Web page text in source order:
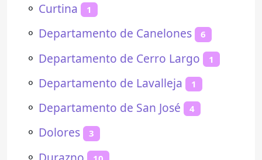
⚬ Curtina 1
⚬ Departamento de Canelones 6
⚬ Departamento de Cerro Largo 1
⚬ Departamento de Lavalleja 1
⚬ Departamento de San José 4
⚬ Dolores 3